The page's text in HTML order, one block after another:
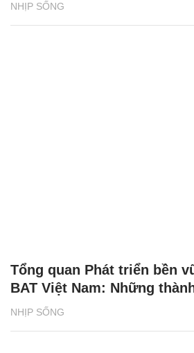
NHỊP SỐNG
NHỊP SỐNG
Tổng quan Phát triển bền
BAT Việt Nam: Những